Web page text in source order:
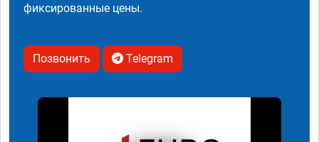
фиксированные цены.
Позвонить Telegram